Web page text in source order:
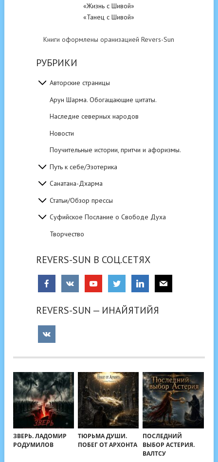
«Жизнь с Шивой»
«Танец с Шивой»
Книги оформлены оранизацией Revers-Sun
РУБРИКИ
Авторские страницы
Арун Шарма. Обогащающие цитаты.
Наследие северных народов
Новости
Поучительные истории, притчи и афоризмы.
Путь к себе/Эзотерика
Санатана-Дхарма
Статьи/Обзор прессы
Суфийское Послание о Свободе Духа
Творчество
REVERS-SUN В СОЦ.СЕТЯХ
REVERS-SUN — ИНАЙЯТИЙЯ
ЗВЕРЬ. ЛАДОМИР
РОДУМИЛОВ
ТЮРЬМА ДУШИ.
ПОБЕГ ОТ АРХОНТА
ПОСЛЕДНИЙ
ВЫБОР АСТЕРИЯ.
ВАЛТСУ